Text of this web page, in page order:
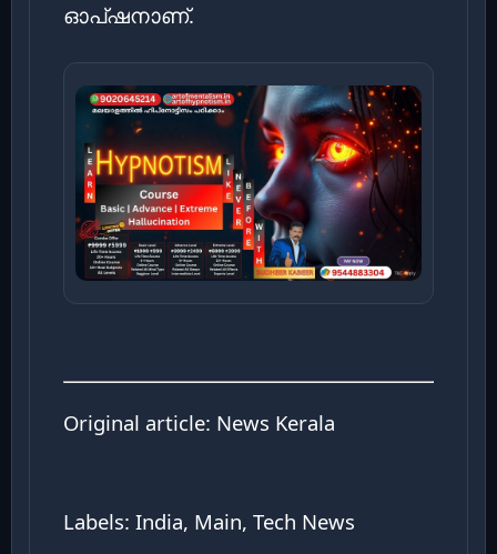
ഓപ്ഷനാണ്.
Original article: News Kerala
Labels: India, Main, Tech News